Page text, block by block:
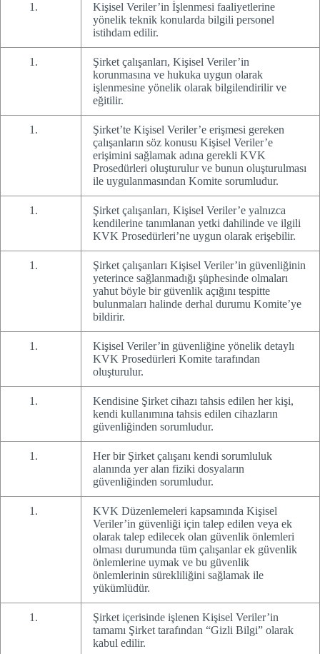
Kişisel Veriler’in İşlenmesi faaliyetlerine
yönelik teknik konularda bilgili personel
istihdam edilir.
Şirket çalışanları, Kişisel Veriler’in
korunmasına ve hukuka uygun olarak
işlenmesine yönelik olarak bilgilendirilir ve
eğitilir.
Şirket’te Kişisel Veriler’e erişmesi gereken
çalışanların söz konusu Kişisel Veriler’e
erişimini sağlamak adına gerekli KVK
Prosedürleri oluşturulur ve bunun oluşturulması
ile uygulanmasından Komite sorumludur.
Şirket çalışanları, Kişisel Veriler’e yalnızca
kendilerine tanımlanan yetki dahilinde ve ilgili
KVK Prosedürleri’ne uygun olarak erişebilir.
Şirket çalışanları Kişisel Veriler’in güvenliğinin
yeterince sağlanmadığı şüphesinde olmaları
yahut böyle bir güvenlik açığını tespitte
bulunmaları halinde derhal durumu Komite’ye
bildirir.
Kişisel Veriler’in güvenliğine yönelik detaylı
KVK Prosedürleri Komite tarafından
oluşturulur.
Kendisine Şirket cihazı tahsis edilen her kişi,
kendi kullanımına tahsis edilen cihazların
güvenliğinden sorumludur.
Her bir Şirket çalışanı kendi sorumluluk
alanında yer alan fiziki dosyaların
güvenliğinden sorumludur.
KVK Düzenlemeleri kapsamında Kişisel
Veriler’in güvenliği için talep edilen veya ek
olarak talep edilecek olan güvenlik önlemleri
olması durumunda tüm çalışanlar ek güvenlik
önlemlerine uymak ve bu güvenlik
önlemlerinin sürekliliğini sağlamak ile
yükümlüdür.
Şirket içerisinde işlenen Kişisel Veriler’in
tamamı Şirket tarafından “Gizli Bilgi” olarak
kabul edilir.